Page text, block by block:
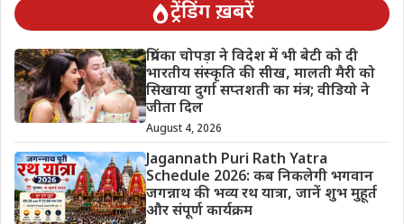
ट्रेंडिंग ख़बरें
प्रियंका चोपड़ा ने विदेश में भी बेटी को दी
भारतीय संस्कृति की सीख, मालती मैरी को
सिखाया दुर्गा सप्तशती का मंत्र; वीडियो ने
जीता दिल
August 4, 2026
Jagannath Puri Rath Yatra
Schedule 2026: कब निकलेगी भगवान
जगन्नाथ की भव्य रथ यात्रा, जानें शुभ मुहूर्त
और संपूर्ण कार्यक्रम